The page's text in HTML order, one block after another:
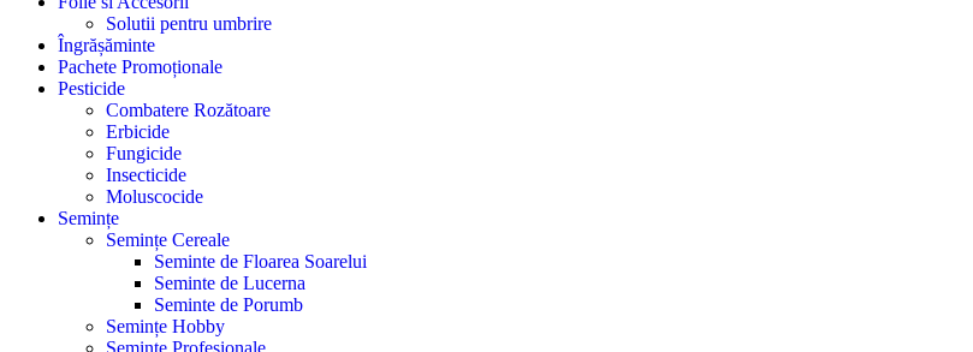
Solutii pentru umbrire
Îngrășăminte
Pachete Promoționale
Pesticide
Combatere Rozătoare
Erbicide
Fungicide
Insecticide
Moluscocide
Semințe
Semințe Cereale
Seminte de Floarea Soarelui
Seminte de Lucerna
Seminte de Porumb
Semințe Hobby